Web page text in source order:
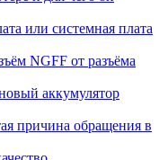
или системная плата
NGFF от разъёма
аккумулятор
причина обращения в